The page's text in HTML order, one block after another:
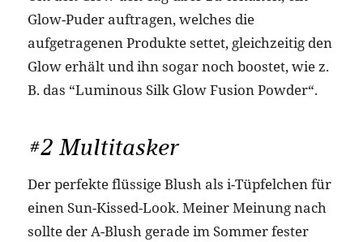
Glow-Puder auftragen, welches die
aufgetragenen Produkte settet, gleichzeitig den
Glow erhält und ihn sogar noch boostet, wie z.
B. das “Luminous Silk Glow Fusion Powder“.
#2 Multitasker
Der perfekte flüssige Blush als i-Tüpfelchen für
einen Sun-Kissed-Look. Meiner Meinung nach
sollte der A-Blush gerade im Sommer fester